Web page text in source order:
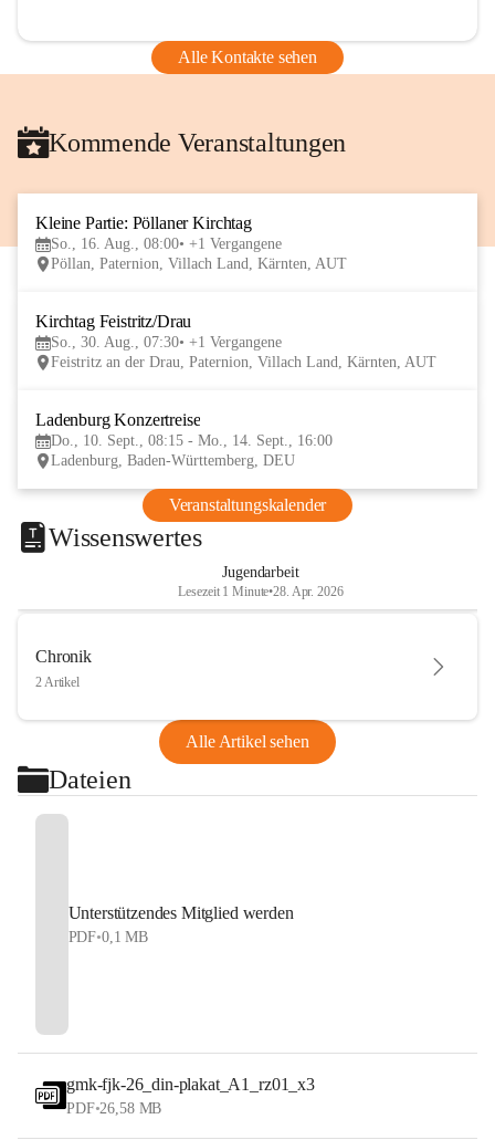
Alle Kontakte sehen
Kommende Veranstaltungen
Kleine Partie: Pöllaner Kirchtag
So., 16. Aug., 08:00 +1 Vergangene
Pöllan, Paternion, Villach Land, Kärnten, AUT
Kirchtag Feistritz/Drau
So., 30. Aug., 07:30 +1 Vergangene
Feistritz an der Drau, Paternion, Villach Land, Kärnten, AUT
Ladenburg Konzertreise
Do., 10. Sept., 08:15 - Mo., 14. Sept., 16:00
Ladenburg, Baden-Württemberg, DEU
Veranstaltungskalender
Wissenswertes
Jugendarbeit
Lesezeit 1 Minute•28. Apr. 2026
Chronik
2 Artikel
Alle Artikel sehen
Dateien
Unterstützendes Mitglied werden
PDF•0,1 MB
gmk-fjk-26_din-plakat_A1_rz01_x3
PDF•26,58 MB